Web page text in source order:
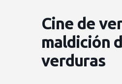
Cine de
maldición
verduras